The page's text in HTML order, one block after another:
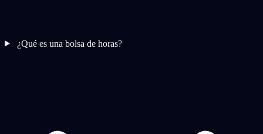
¿Qué es una bolsa de horas?